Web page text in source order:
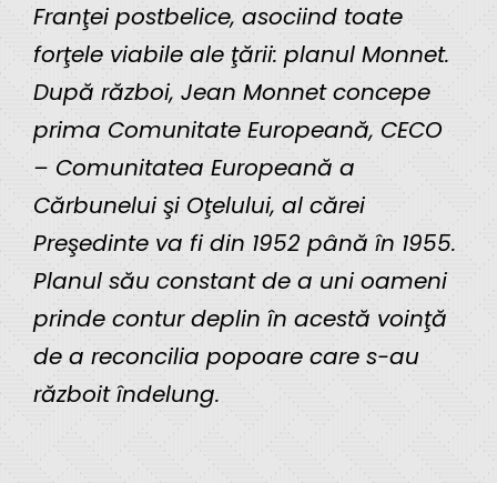
Franţei postbelice, asociind toate
forţele viabile ale ţării: planul Monnet.
După război, Jean Monnet concepe
prima Comunitate Europeană, CECO
– Comunitatea Europeană a
Cărbunelui şi Oţelului, al cărei
Preşedinte va fi din 1952 până în 1955.
Planul său constant de a uni oameni
prinde contur deplin în acestă voinţă
de a reconcilia popoare care s-au
războit îndelung.